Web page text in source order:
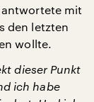
antwortete mit
den letzten
wollte.
dieser Punkt
ich habe